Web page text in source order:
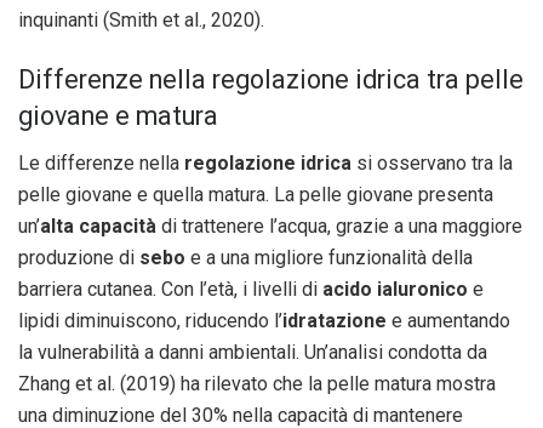
inquinanti (Smith et al., 2020).
Differenze nella regolazione idrica tra pelle
giovane e matura
Le differenze nella regolazione idrica si osservano tra la
pelle giovane e quella matura. La pelle giovane presenta
un’alta capacità di trattenere l’acqua, grazie a una maggiore
produzione di sebo e a una migliore funzionalità della
barriera cutanea. Con l’età, i livelli di acido ialuronico e
lipidi diminuiscono, riducendo l’idratazione e aumentando
la vulnerabilità a danni ambientali. Un’analisi condotta da
Zhang et al. (2019) ha rilevato che la pelle matura mostra
una diminuzione del 30% nella capacità di mantenere